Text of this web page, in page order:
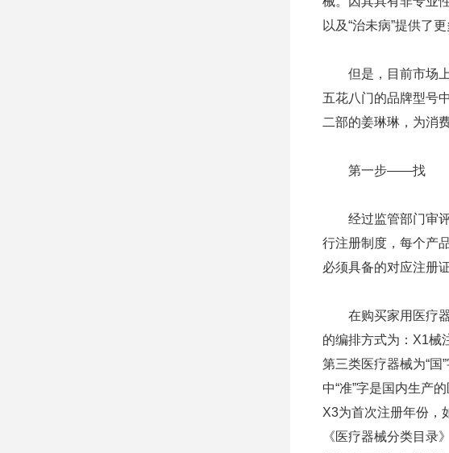
以及“治未病”提供了更
但是，目前市场上
五花八门的品牌型号
二部的姜琳琳，为消费
第一步——找
经过监管部门审评
行注册制度，每个产
必须具备的对应注册
在购买家用医疗器
的编排方式为：X1械
第三类医疗器械为“
中“准”字是国内生产
X3为首次注册年份，
《医疗器械分类目录